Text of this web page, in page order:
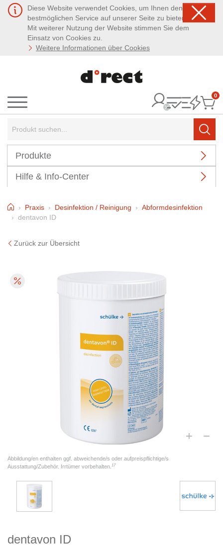
Diese Website verwendet Cookies, um Ihnen den
bestmöglichen Service auf unserer Seite zu bieten.
Mit weiterer Nutzung der Website stimmen Sie dem
Einsatz von Cookies zu.
Weitere Informationen über Cookies
Menü
0
Produkte
Hilfe & Info-Center
HomePraxis Desinfektion / Reinigung
Abformdesinfektion
dentavon ID
Zurück zur Übersicht
Abbildung/en enthalten ggf. abweichende/s oder aufpreispflichtige/s
Ausstattung/Zubehör. Irrtümer vorbehalten. 17
dentavon ID